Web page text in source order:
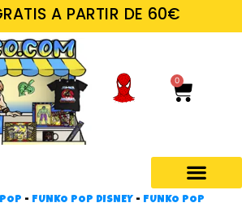
A PARTIR DE 60€
0
- FUNKO POP DISNEY - FUNKO POP